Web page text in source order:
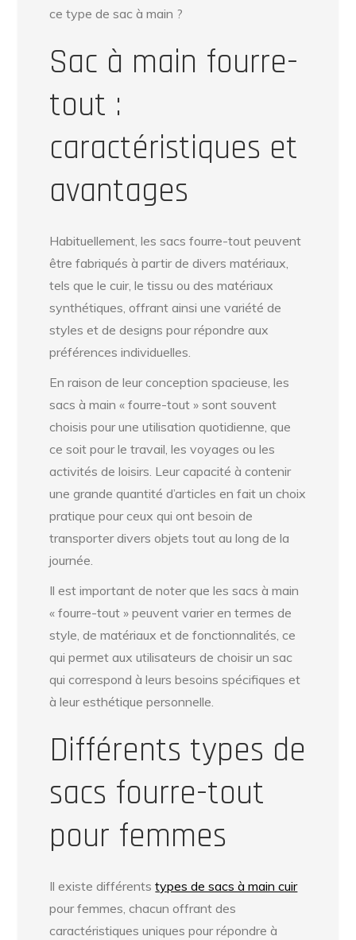
ce type de sac à main ?
Sac à main fourre-
tout :
caractéristiques et
avantages
Habituellement, les sacs fourre-tout peuvent
être fabriqués à partir de divers matériaux,
tels que le cuir, le tissu ou des matériaux
synthétiques, offrant ainsi une variété de
styles et de designs pour répondre aux
préférences individuelles.
En raison de leur conception spacieuse, les
sacs à main « fourre-tout » sont souvent
choisis pour une utilisation quotidienne, que
ce soit pour le travail, les voyages ou les
activités de loisirs. Leur capacité à contenir
une grande quantité d’articles en fait un choix
pratique pour ceux qui ont besoin de
transporter divers objets tout au long de la
journée.
Il est important de noter que les sacs à main
« fourre-tout » peuvent varier en termes de
style, de matériaux et de fonctionnalités, ce
qui permet aux utilisateurs de choisir un sac
qui correspond à leurs besoins spécifiques et
à leur esthétique personnelle.
Différents types de
sacs fourre-tout
pour femmes
Il existe différentstypes de sacs à main cuir
pour femmes, chacun offrant des
caractéristiques uniques pour répondre à